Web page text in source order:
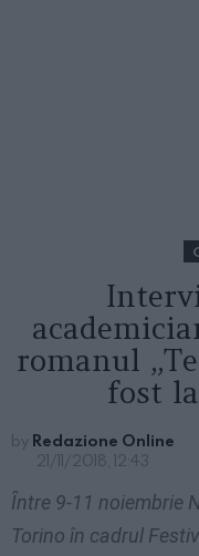
romanul
fost
by Redazione Online
21/11/2018, 12:43
Ȋntre 9-11 noiembrie
Torino în cadrul